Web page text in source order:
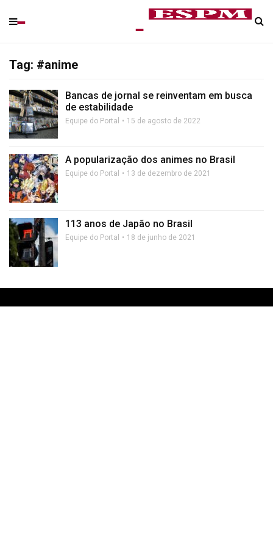
Tag: #anime
Bancas de jornal se reinventam em busca
de estabilidade
Equipe do Portal 15 de agosto de 2022
A popularização dos animes no Brasil
Equipe do Portal 13 de dezembro de 2021
113 anos de Japão no Brasil
Equipe do Portal 18 de junho de 2021